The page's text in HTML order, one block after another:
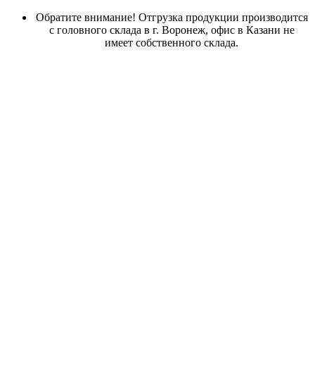
Обратите внимание! Отгрузка продукции производится
с головного склада в г. Воронеж, офис в Казани не
имеет собственного склада.